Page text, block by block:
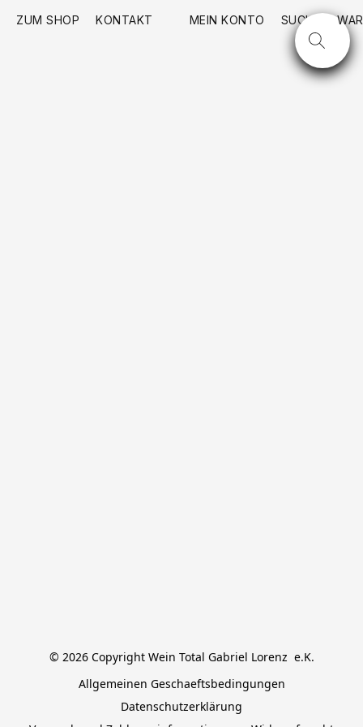
ZUM SHOP KONTAKT MEIN KONTO SUCHE
© 2026 Copyright Wein Total Gabriel Lorenz  e.K.
Allgemeinen Geschaeftsbedingungen
Datenschutzerklärung